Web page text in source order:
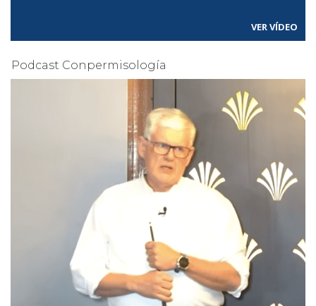
VER VÍDEO
Podcast Conpermisología